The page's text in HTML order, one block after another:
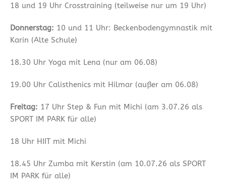
18 und 19 Uhr Crosstraining (teilweise nur um 19 Uhr)
Donnerstag: 10 und 11 Uhr: Beckenbodengymnastik mit
Karin (Alte Schule)
18.30 Uhr Yoga mit Lena (nur am 06.08)
19.00 Uhr Calisthenics mit Hilmar (außer am 06.08)
Freitag: 17 Uhr Step & Fun mit Michi (am 3.07.26 als
SPORT IM PARK für alle)
18 Uhr HIIT mit Michi
18.45 Uhr Zumba mit Kerstin (am 10.07.26 als SPORT
IM PARK für alle)